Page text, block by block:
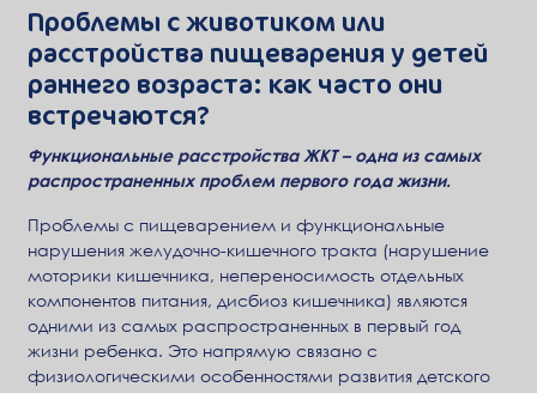
Проблемы с животиком или
расстройства пищеварения у детей
раннего возраста: как часто они
встречаются?
Функциональные расстройства ЖКТ – одна из самых
распространенных проблем первого года жизни.
Проблемы с пищеварением и функциональные
нарушения желудочно-кишечного тракта (нарушение
моторики кишечника, непереносимость отдельных
компонентов питания, дисбиоз кишечника) являются
одними из самых распространенных в первый год
жизни ребенка. Это напрямую связано с
физиологическими особенностями развития детского